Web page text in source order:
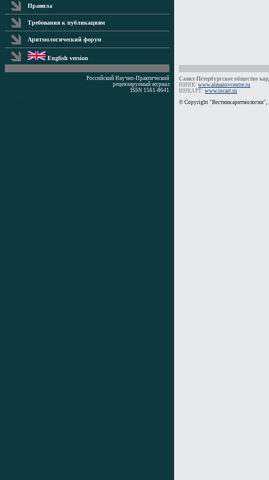
Правила
Требования к публикациям
Аритмологический форум
English version
Российский Научно-Практический
рецензируемый журнал
ISSN 1561-8641
Санкт-Петербургское общество
НИИК: www.almazovcentre.ru
ИНКАРТ: www.incart.ru
© Copyright "Вестник аритмологии",